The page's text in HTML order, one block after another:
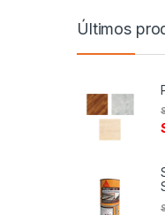
Últimos